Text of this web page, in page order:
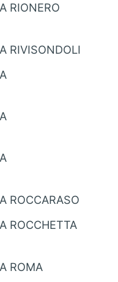
RIONERO
RIVISONDOLI
ROCCARASO
ROCCHETTA
ROMA